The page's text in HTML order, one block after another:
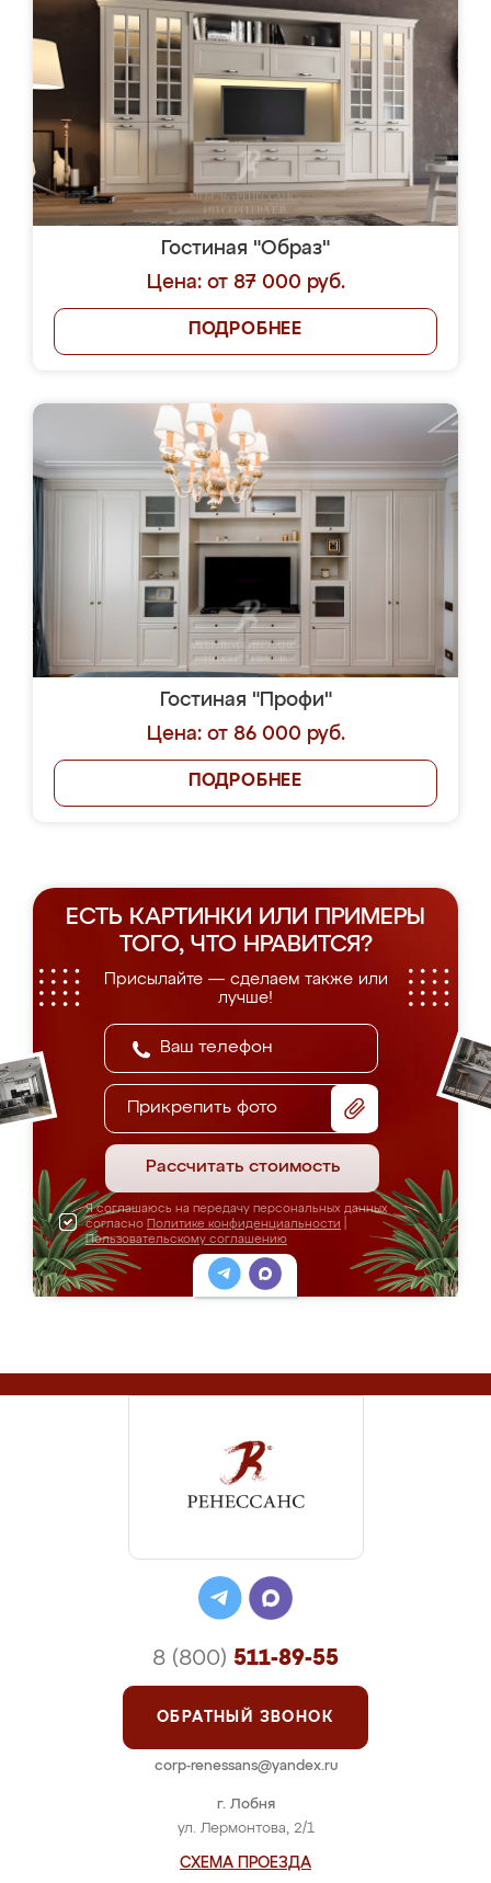
Гостиная "Образ"
Цена: от 87 000 руб.
ПОДРОБНЕЕ
Гостиная "Профи"
Цена: от 86 000 руб.
ПОДРОБНЕЕ
ЕСТЬ КАРТИНКИ ИЛИ ПРИМЕРЫ
ТОГО, ЧТО НРАВИТСЯ?
Присылайте — сделаем также или
лучше!
Прикрепить фото
Рассчитать стоимость
Я соглашаюсь на передачу персональных данных
согласно Политике конфиденциальности
Пользовательскому соглашению
г. Лобня
ул. Лермонтова, 2/1
СХЕМА ПРОЕЗДА
8 (800) 511-89-55
ОБРАТНЫЙ ЗВОНОК
corp-renessans@yandex.ru